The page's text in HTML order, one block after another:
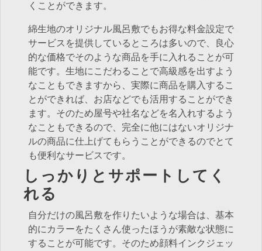
くことができます。
綿生地のオリジナル風呂敷でもお得な料金設定で
サービスを提供しているところは多いので、良心
的な価格でそのような商品を手に入れることが可
能です。生地にこだわることで高級感を出すよう
なこともできますから、実際に商品を購入するこ
とができれば、お店などでも活用することができ
ます。そのため屋号や社名などを名入れするよう
なこともできるので、完全に他にはないオリジナ
ルの商品に仕上げてもらうことができるのでとて
も便利なサービスです。
しっかりとサポートしてく
れる
自分だけの風呂敷を作りたいような場合は、基本
的にカラーをたくさん使ったほうが素敵な状態に
することが可能です。そのため顔料インクジェッ